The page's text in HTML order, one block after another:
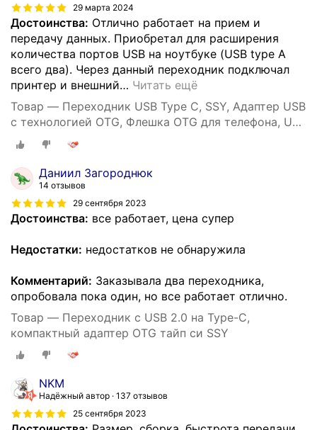
29 марта 2024
Достоинства: Отлично работает на прием и
передачу данных. Приобретал для расширения
количества портов USB на ноутбуке (USB type A
всего два). Через данный переходник подключал
принтер и внешний… Читать ещё
Товар — Переходник USB Type C, SSY, Адаптер USB
с технологией OTG, Флешка OTG для телефона, USB
хаб
Даниил Загороднюк
14 отзывов
29 сентября 2023
Достоинства: все работает, цена супер
Недостатки: недостатков не обнаружила
Комментарий: Заказывала два переходника,
опробовала пока один, но все работает отлично.
Товар — Переходник с USB 2.0 на Type-C,
компактный адаптер OTG тайп си SSY
NKM
Надёжный автор 137 отзывов
25 сентября 2023